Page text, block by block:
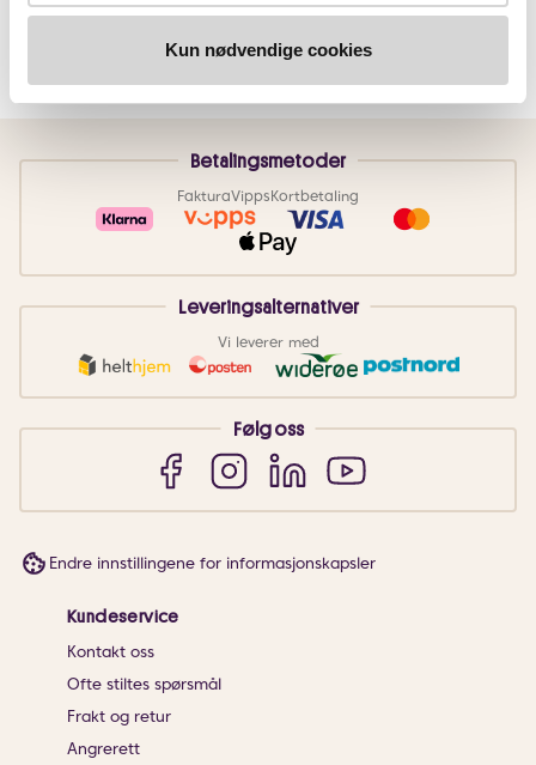
Kun nødvendige cookies
Betalingsmetoder
FakturaVippsKortbetaling
Leveringsalternativer
Vi leverer med
Følg oss
Endre innstillingene for informasjonskapsler
Kundeservice
Kontakt oss
Ofte stiltes spørsmål
Frakt og retur
Angrerett